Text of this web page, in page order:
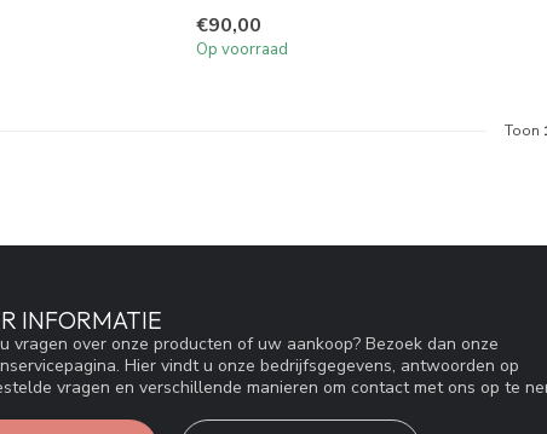
€90,00
Op voorraad
Toon
INFORMATIE
vragen over onze producten of uw aankoop? Bezoek dan onze
Hier vindt u onze bedrijfsgegevens, antwoorden op
vragen en verschillende manieren om contact met ons op te